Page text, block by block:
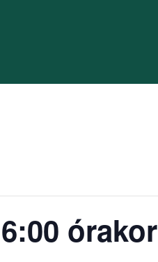
órakor